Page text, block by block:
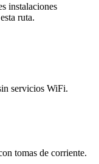
instalaciones
ruta.
servicios WiFi.
tomas de corriente.